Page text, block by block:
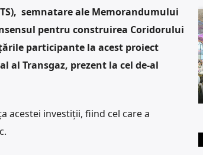
semnatare ale Memorandumului
pentru construirea Coridorului
participante la acest proiect
al Transgaz, prezent la cel de-al
acestei investiţii, fiind cel care a